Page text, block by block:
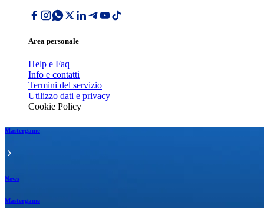
Area personale
Help e Faq
Info e contatti
Termini del servizio
Utilizzo dati e privacy
Cookie Policy
Mastergame
News
Mastergame